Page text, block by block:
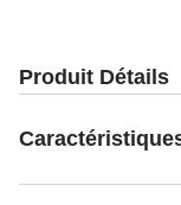
Produit Détails